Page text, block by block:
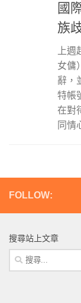
國
族
上
女傭
辭，
特帳
在對
同情
FOLLOW:
搜尋站上文章
搜
尋